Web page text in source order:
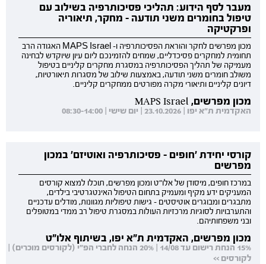
מעבר לסף הידוע: תהליכי פסיכותרפיה בשילוב עם
טיפול בחומרים משני תודעה - מחקר, תיאוריה
ופרקטיקה
מכון מפרשים לחקר והוראת הפסיכותרפיה ו- MAPS Israel האגודה הרב
תחומית למחקרים פסיכדליים, שמחים להזמינכם ליום עיון שיוקדש לבחינה
מעמיקה של תהליך הפסיכותרפיה במסגרת מחקרים קליניים בטיפול
משולב חומרים משני תודעה, באמצעות שילוב של מסגרות תיאורטיות,
דיונים קליניים ותיאורי מקרה מפורטים ממחקרים קליניים.
מכון מפרשים, MAPS Israel
האקדמית ת"א יפו | 23.10.2026 | יום שישי | 08:30-14:00
קורסי יחידת 'חופים - פסיכותרפיה ואוטיזם' במכון
מפרשים
במרכז חופים, מיסודן של אלו"ט ומכון מפרשים, תוכלו למצוא קורסים
המעניקים ידע מקיף ומעמיק בתחום הטיפול האינטגרטיבי בילדים,
מתבגרים ומבוגרים אוטיסטים - גישות טיפוליות מגוונות, מודלים עדכניים
והתערבויות לסוגיות מרכזיות העולות במסגרת טיפול רב ממדי במטופלים
ובני משפחותיהם.
מכון מפרשים, האקדמית ת"א יפו, בשיתוף אלו"ט
15% הנחת רישום עד 14/08 | 20% הנחה לחברי הפ"י (לקורסים מוכרים) |
לקורסים >>